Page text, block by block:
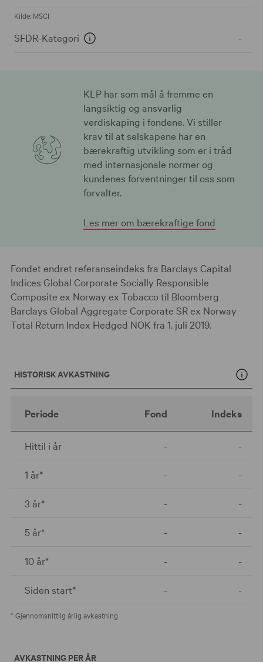
Kilde: MSCI
SFDR-Kategori -
KLP har som mål å fremme en
langsiktig og ansvarlig
verdiskaping i fondene. Vi stiller
krav til at selskapene har en
bærekraftig utvikling som er i tråd
med internasjonale normer og
kundenes forventninger til oss som
forvalter.
Les mer om bærekraftige fond
Fondet endret referanseindeks fra Barclays Capital
Indices Global Corporate Socially Responsible
Composite ex Norway ex Tobacco til Bloomberg
Barclays Global Aggregate Corporate SR ex Norway
Total Return Index Hedged NOK fra 1. juli 2019.
HISTORISK AVKASTNING
Periode Fond Indeks
Hittil i år - -
1 år* - -
3 år* - -
5 år* - -
10 år* - -
Siden start* - -
* Gjennomsnittlig årlig avkastning
AVKASTNING PER ÅR